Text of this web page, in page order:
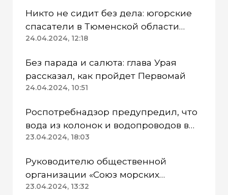
Никто не сидит без дела: югорские
спасатели в Тюменской области
работают в две смены
24.04.2024, 12:18
Без парада и салюта: глава Урая
рассказал, как пройдет Первомай
24.04.2024, 10:51
Роспотребнадзор предупредил, что
вода из колонок и водопроводов в
Казанском районе непригодна для
23.04.2024, 18:03
Руководителю общественной
организации «Союз морских
пехотинцев» Югры вынесли
23.04.2024, 13:32